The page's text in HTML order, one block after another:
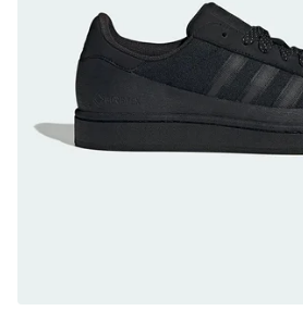
防水鞋推薦 10. PUMA
GORE-TEX：氮氣中底注入
全天候越野跑鞋
防水鞋推薦 11. On
感軟彈、搭載 Missiongrip™